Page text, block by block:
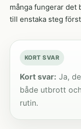
många fungerar det
till enstaka steg
KORT SVAR
Kort svar: Ja,
både utbrott
rutin.